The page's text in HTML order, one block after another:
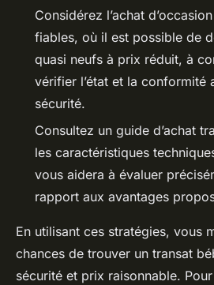
Considérez l’achat
fiables, où il est possible de
quasi neufs à prix réduit, à
vérifier l’état et la conformité
sécurité.
Consultez un guide d’achat
les caractéristiques
vous aidera à évaluer
rapport aux avantages
En utilisant ces stratégies, vous
chances de trouver un transat
sécurité et prix raisonnable.